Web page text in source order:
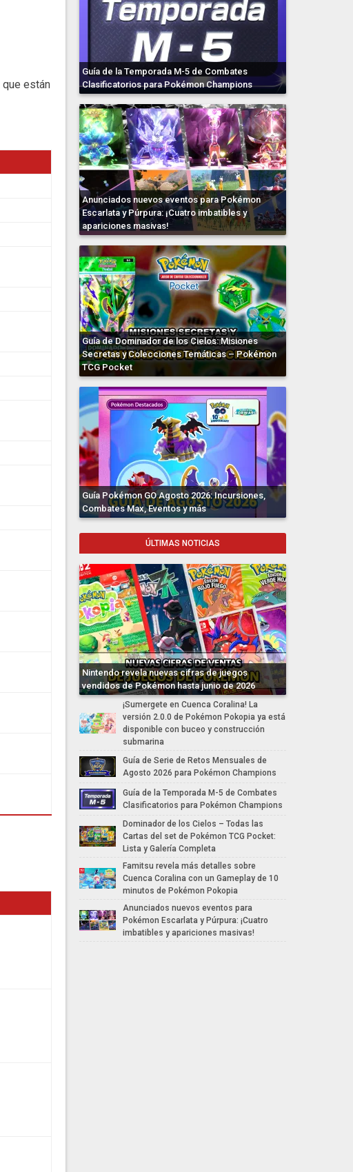
que están
Guía de la Temporada M-5 de Combates
Clasificatorios para Pokémon Champions
Anunciados nuevos eventos para Pokémon
Escarlata y Púrpura: ¡Cuatro imbatibles y
apariciones masivas!
Guía de Dominador de los Cielos: Misiones
Secretas y Colecciones Temáticas – Pokémon
TCG Pocket
Guía Pokémon GO Agosto 2026: Incursiones,
Combates Max, Eventos y más
ÚLTIMAS NOTICIAS
Nintendo revela nuevas cifras de juegos
vendidos de Pokémon hasta junio de 2026
¡Sumergete en Cuenca Coralina! La
versión 2.0.0 de Pokémon Pokopia ya está
disponible con buceo y construcción
submarina
Guía de Serie de Retos Mensuales de
Agosto 2026 para Pokémon Champions
Guía de la Temporada M-5 de Combates
Clasificatorios para Pokémon Champions
Dominador de los Cielos – Todas las
Cartas del set de Pokémon TCG Pocket:
Lista y Galería Completa
Famitsu revela más detalles sobre
Cuenca Coralina con un Gameplay de 10
minutos de Pokémon Pokopia
Anunciados nuevos eventos para
Pokémon Escarlata y Púrpura: ¡Cuatro
imbatibles y apariciones masivas!